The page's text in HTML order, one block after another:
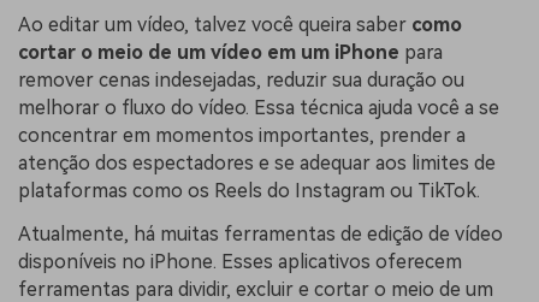
Ao editar um vídeo, talvez você queira saber como
cortar o meio de um vídeo em um iPhone para
remover cenas indesejadas, reduzir sua duração ou
melhorar o fluxo do vídeo. Essa técnica ajuda você a se
concentrar em momentos importantes, prender a
atenção dos espectadores e se adequar aos limites de
plataformas como os Reels do Instagram ou TikTok.
Atualmente, há muitas ferramentas de edição de vídeo
disponíveis no iPhone. Esses aplicativos oferecem
ferramentas para dividir, excluir e cortar o meio de um